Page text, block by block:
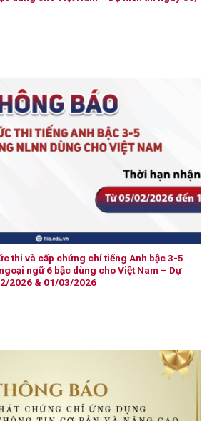
thi và cấp chứng chỉ tiếng Anh bậc 3-5
ngữ 6 bậc dùng cho Việt Nam – Dự
2026 & 01/03/2026